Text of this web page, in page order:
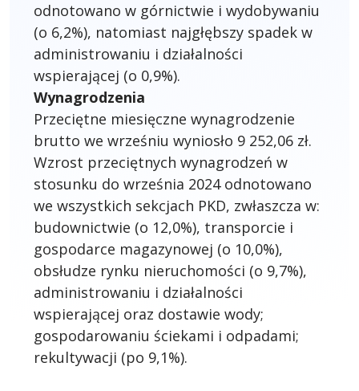
odnotowano w górnictwie i wydobywaniu
(o 6,2%), natomiast najgłębszy spadek w
administrowaniu i działalności
wspierającej (o 0,9%).
Wynagrodzenia
Przeciętne miesięczne wynagrodzenie
brutto we wrześniu wyniosło 9 252,06 zł.
Wzrost przeciętnych wynagrodzeń w
stosunku do września 2024 odnotowano
we wszystkich sekcjach PKD, zwłaszcza w:
budownictwie (o 12,0%), transporcie i
gospodarce magazynowej (o 10,0%),
obsłudze rynku nieruchomości (o 9,7%),
administrowaniu i działalności
wspierającej oraz dostawie wody;
gospodarowaniu ściekami i odpadami;
rekultywacji (po 9,1%).